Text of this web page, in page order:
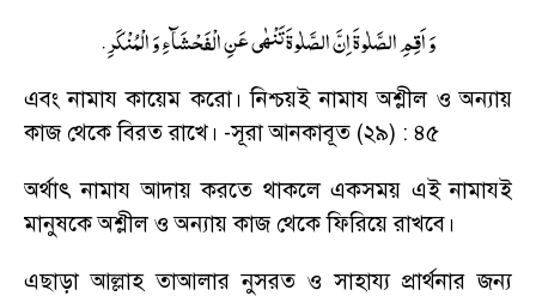
وَ اَقِمِ الصَّلٰوةَ اِنَّ الصَّلٰوةَ تَنْهٰی عَنِ الْفَحْشَآءِ وَ الْمُنْكَرِ.
এবং নামায কায়েম করো। নিশ্চয়ই নামায অশ্লীল ও অন্যায়
কাজ থেকে বিরত রাখে। -সূরা আনকাবূত (২৯) : ৪৫
অর্থাৎ নামায আদায় করতে থাকলে একসময় এই নামাযই
মানুষকে অশ্লীল ও অন্যায় কাজ থেকে ফিরিয়ে রাখবে।
এছাড়া আল্লাহ তাআলার নুসরত ও সাহায্য প্রার্থনার জন্য